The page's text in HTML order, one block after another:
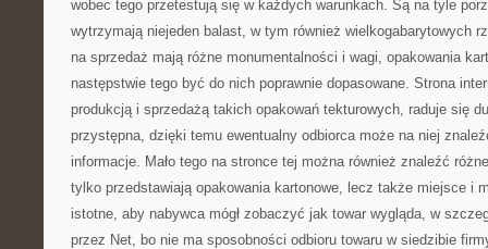
wobec tego przetestują się w każdych warunkach. Są na tyle
wytrzymają niejeden balast, w tym również wielkogabarytowych
na sprzedaż mają różne monumentalności i wagi, opakowania
następstwie tego być do nich poprawnie dopasowane. Strona
produkcją i sprzedażą takich opakowań tekturowych, raduje się
przystępna, dzięki temu ewentualny odbiorca może na niej
informacje. Mało tego na stronce tej można również znaleźć
tylko przedstawiają opakowania kartonowe, lecz także miejsce i
istotne, aby nabywca mógł zobaczyć jak towar wygląda, w
przez Net, bo nie ma sposobności odbioru towaru w siedzibie